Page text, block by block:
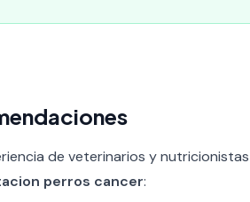
de veterinarios y
perros cancer: